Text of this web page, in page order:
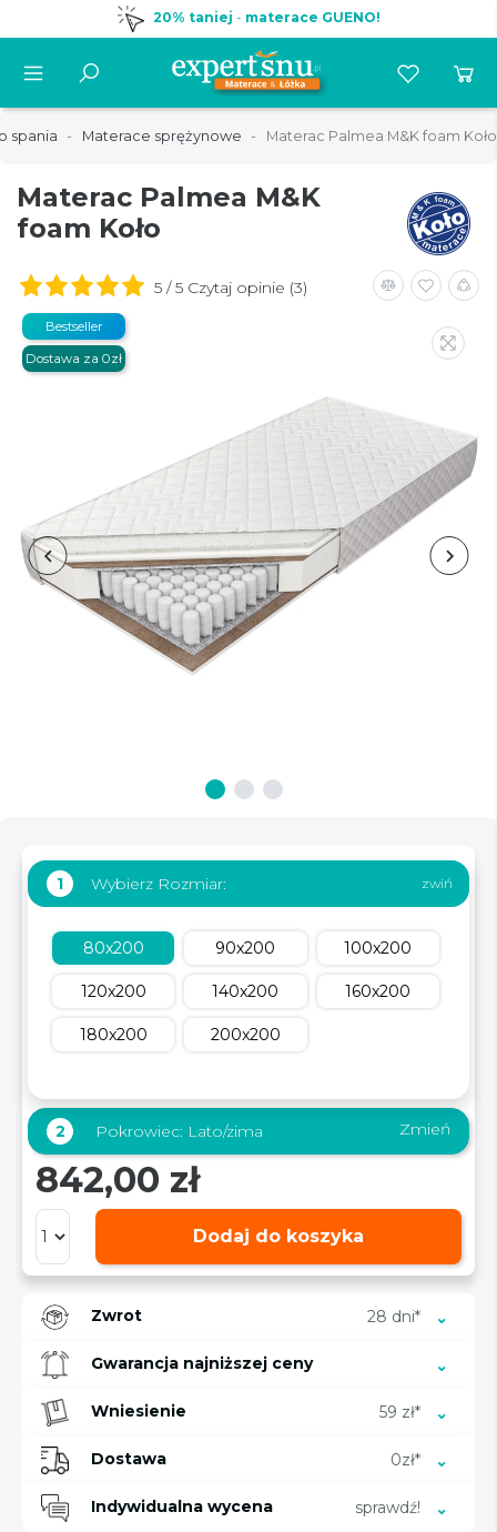
20% taniej - materace GUENO!
spania Materace sprężynowe Materac Palmea M&K foam Koło
Materac Palmea M&K
foam Koło
5 / 5 Czytaj opinie (3)
Bestseller
Dostawa za 0zł
1 Wybierz Rozmiar:
80x200 90x200 100x200
120x200 140x200 160x200
180x200 200x200
2 Pokrowiec: Lato/zima Zmień
842,00 zł
Dodaj do koszyka
Zwrot 28 dni*
Gwarancja najniższej ceny
Wniesienie 59 zł*
Dostawa 0zł*
Indywidualna wycena sprawdź!